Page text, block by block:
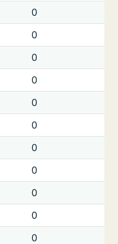
0
0
0
0
0
0
0
0
0
0
0